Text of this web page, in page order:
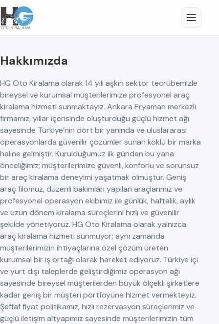
Hakkımızda
HG Oto Kiralama olarak 14 yılı aşkın sektör tecrübemizle
bireysel ve kurumsal müşterilerimize profesyonel araç
kiralama hizmeti sunmaktayız. Ankara Eryaman merkezli
firmamız, yıllar içerisinde oluşturduğu güçlü hizmet ağı
sayesinde Türkiye’nin dört bir yanında ve uluslararası
operasyonlarda güvenilir çözümler sunan köklü bir marka
haline gelmiştir. Kurulduğumuz ilk günden bu yana
önceliğimiz; müşterilerimize güvenli, konforlu ve sorunsuz
bir araç kiralama deneyimi yaşatmak olmuştur. Geniş
araç filomuz, düzenli bakımları yapılan araçlarımız ve
profesyonel operasyon ekibimiz ile günlük, haftalık, aylık
ve uzun dönem kiralama süreçlerini hızlı ve güvenilir
şekilde yönetiyoruz. HG Oto Kiralama olarak yalnızca
araç kiralama hizmeti sunmuyor; aynı zamanda
müşterilerimizin ihtiyaçlarına özel çözüm üreten
kurumsal bir iş ortağı olarak hareket ediyoruz. Türkiye içi
ve yurt dışı taleplerde geliştirdiğimiz operasyon ağı
sayesinde bireysel müşterilerden büyük ölçekli şirketlere
kadar geniş bir müşteri portföyüne hizmet vermekteyiz.
Şeffaf fiyat politikamız, hızlı rezervasyon süreçlerimiz ve
güçlü iletişim altyapımız sayesinde müşterilerimizin tüm